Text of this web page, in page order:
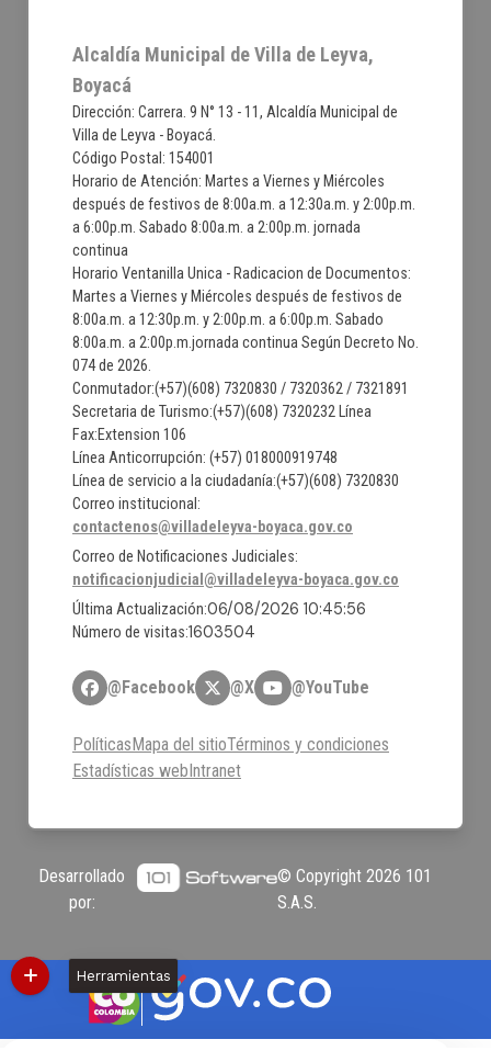
Alcaldía Municipal de Villa de Leyva,
Boyacá
Dirección: Carrera. 9 N° 13 - 11, Alcaldía Municipal de
Villa de Leyva - Boyacá.
Código Postal: 154001
Horario de Atención: Martes a Viernes y Miércoles
después de festivos de 8:00a.m. a 12:30a.m. y 2:00p.m.
a 6:00p.m. Sabado 8:00a.m. a 2:00p.m. jornada
continua
Horario Ventanilla Unica - Radicacion de Documentos:
Martes a Viernes y Miércoles después de festivos de
8:00a.m. a 12:30p.m. y 2:00p.m. a 6:00p.m. Sabado
8:00a.m. a 2:00p.m.jornada continua Según Decreto No.
074 de 2026.
Conmutador:(+57)(608) 7320830 / 7320362 / 7321891
Secretaria de Turismo:(+57)(608) 7320232 Línea
Fax:Extension 106
Línea Anticorrupción: (+57) 018000919748
Línea de servicio a la ciudadanía:(+57)(608) 7320830
Correo institucional:
contactenos@villadeleyva-boyaca.gov.co
Correo de Notificaciones Judiciales:
notificacionjudicial@villadeleyva-boyaca.gov.co
Última Actualización:06/08/2026 10:45:56
Número de visitas:1603504
@Facebook @X @YouTube
PolíticasMapa del sitioTérminos y condiciones
Estadísticas webIntranet
Desarrollado
por:
© Copyright 2026 101
S.A.S.
Herramientas